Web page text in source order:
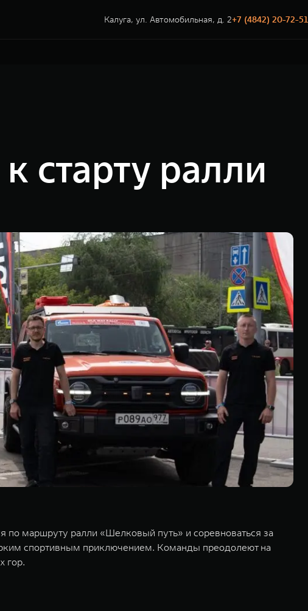
Калуга, ул. Автомобильная, д. 2+7 (4842) 20-72-51
старту ралли
по маршруту ралли «Шелковый путь» и соревноваться за
спортивным приключением. Команды преодолеют на
гор.